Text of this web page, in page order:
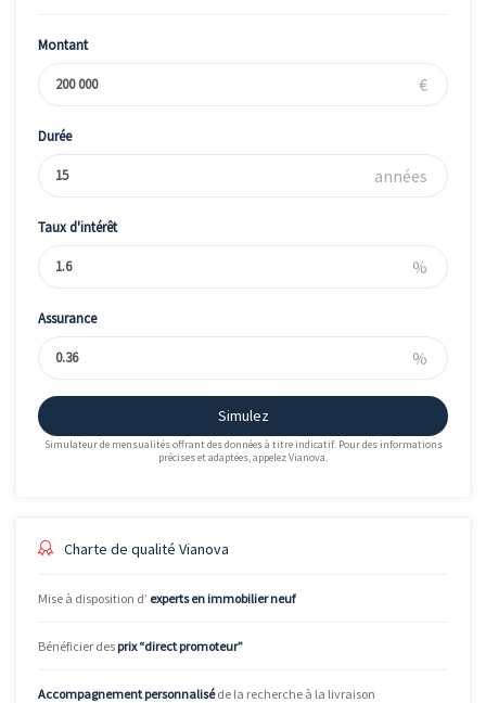
Montant
€
Durée
années
Taux d'intérêt
%
Assurance
%
Simulez
Simulateur de mensualités offrant des données à titre indicatif. Pour des informations
précises et adaptées, appelez Vianova.
Charte de qualité Vianova
Mise à disposition d’ experts en immobilier neuf
Bénéficier des prix “direct promoteur”
Accompagnement personnaliséde la recherche à la livraison